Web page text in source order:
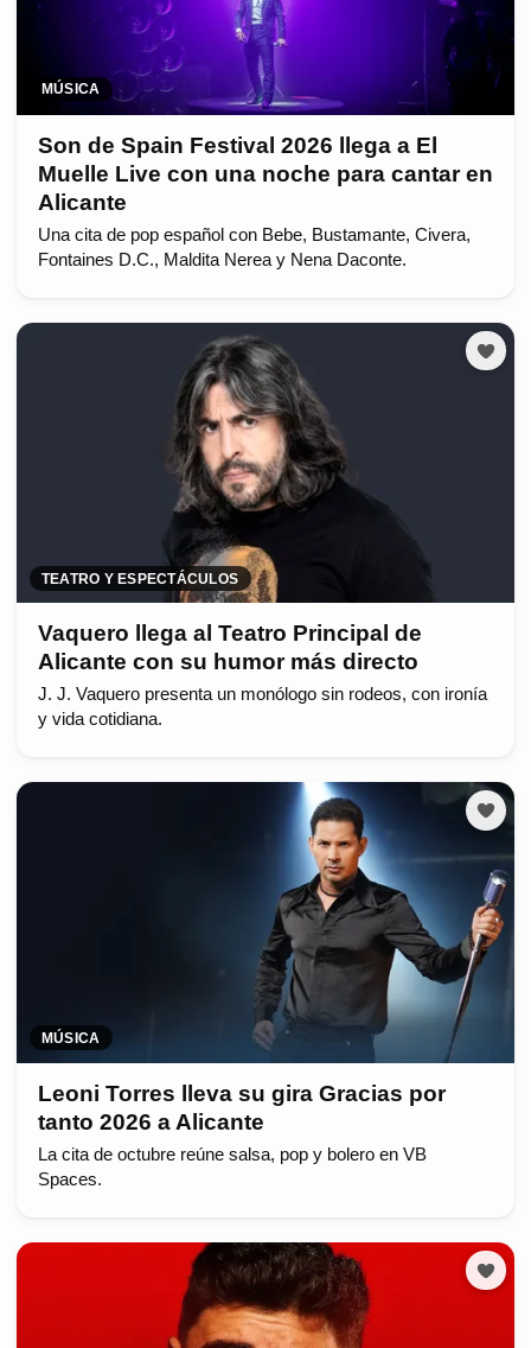
MÚSICA
Son de Spain Festival 2026 llega a El
Muelle Live con una noche para cantar en
Alicante
Una cita de pop español con Bebe, Bustamante, Civera,
Fontaines D.C., Maldita Nerea y Nena Daconte.
TEATRO Y ESPECTÁCULOS
Vaquero llega al Teatro Principal de
Alicante con su humor más directo
J. J. Vaquero presenta un monólogo sin rodeos, con ironía
y vida cotidiana.
MÚSICA
Leoni Torres lleva su gira Gracias por
tanto 2026 a Alicante
La cita de octubre reúne salsa, pop y bolero en VB
Spaces.